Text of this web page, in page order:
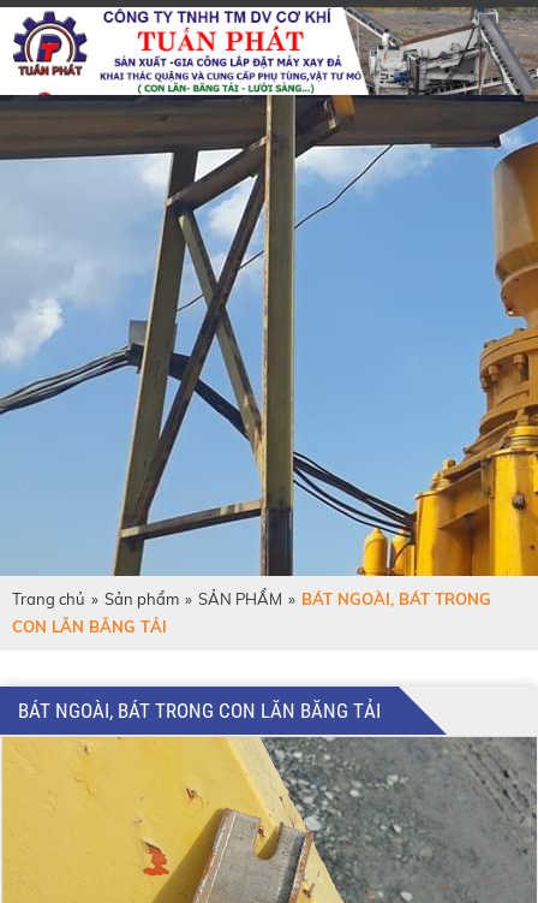
Trang chủ » Sản phẩm » SẢN PHẨM » BÁT NGOÀI, BÁT TRONG
CON LĂN BĂNG TẢI
BÁT NGOÀI, BÁT TRONG CON LĂN BĂNG TẢI